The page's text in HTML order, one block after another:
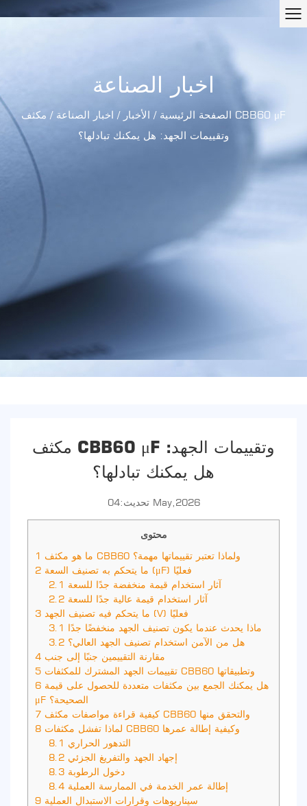
اخبار الصناعة
الصفحة الرئيسية / الأخبار / اخبار الصناعة / مكثف CBB60 μF
وتقييمات الجهد: هل يمكنك تبادلها؟
مكثف CBB60 μF وتقييمات الجهد:
هل يمكنك تبادلها؟
تحديث:04 May,2026
محتوى
1
ما هو مكثف CBB60 ولماذا تعتبر تقييماتها مهمة؟
2
ما يتحكم به تصنيف السعة (μF) فعليًا
2.1 آثار استخدام قيمة منخفضة جدًا للسعة
2.2 آثار استخدام قيمة عالية جدًا للسعة
3
ما يتحكم فيه تصنيف الجهد (V) فعليًا
3.1 ماذا يحدث عندما يكون تصنيف الجهد منخفضًا جدًا
3.2 هل من الآمن استخدام تصنيف الجهد العالي؟
4 مقارنة التقييمين جنبًا إلى جنب
5
تقييمات الجهد المشترك للمكثفات CBB60 وتطبيقاتها
6
μF الصحيحة؟
7
كيفية قراءة مواصفات مكثف CBB60 والتحقق منها
8
لماذا تفشل مكثفات CBB60 وكيفية إطالة عمرها
8.1 التدهور الحراري
8.2 إجهاد الجهد والتفريغ الجزئي
8.3 دخول الرطوبة
8.4 إطالة عمر الخدمة في الممارسة العملية
9 سيناريوهات وقرارات الاستبدال العملية